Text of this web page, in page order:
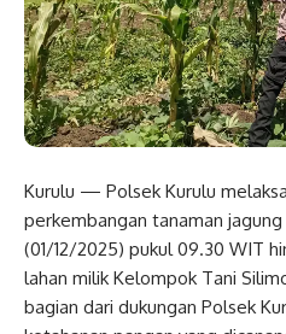
Kurulu — Polsek Kurulu
perkembangan tanaman
(01/12/2025) pukul 09.30 WIT
lahan milik Kelompok Tani
bagian dari dukungan Polsek